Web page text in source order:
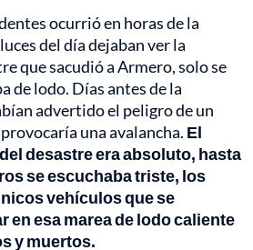
ocurrió en horas de la
del día dejaban ver la
que sacudió a Armero, solo se
de lodo. Días antes de la
advertido el peligro de un
una avalancha. El
desastre era absoluto, hasta
se escuchaba triste, los
vehículos que se
en esa marea de lodo caliente
y muertos.